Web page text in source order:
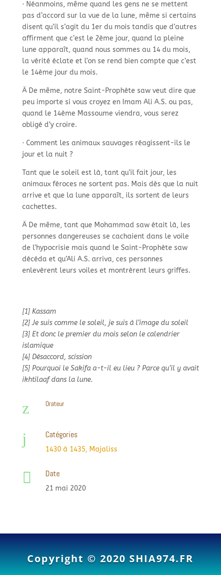
· Néanmoins, même quand les gens ne se mettent
pas d’accord sur la vue de la lune, même si certains
disent qu’il s’agit du 1er du mois tandis que d’autres
affirment que c’est le 2ème jour, quand la pleine
lune apparaît, quand nous sommes au 14 du mois,
la vérité éclate et l’on se rend bien compte que c’est
le 14ème jour du mois.
Ä De même, notre Saint-Prophète saw veut dire que
peu importe si vous croyez en Imam Ali A.S. ou pas,
quand le 14ème Massoume viendra, vous serez
obligé d’y croire.
· Comment les animaux sauvages réagissent-ils le
jour et la nuit ?
Tant que le soleil est là, tant qu’il fait jour, les
animaux féroces ne sortent pas. Mais dès que la nuit
arrive et que la lune apparaît, ils sortent de leurs
cachettes.
Ä De même, tant que Mohammad saw était là, les
personnes dangereuses se cachaient dans le voile
de l’hypocrisie mais quand le Saint-Prophète saw
décéda et qu’Ali A.S. arriva, ces personnes
enlevèrent leurs voiles et montrèrent leurs griffes.
[1] Kassam
[2] Je suis comme le soleil, je suis à l’image du soleil
[3] Et donc le premier du mois selon le calendrier
islamique
[4] Désaccord, scission
[5] Pourquoi le Sakifa a-t-il eu lieu ? Parce qu’il y avait
ikhtilaaf dans la lune.
z Orateur
j Catégories
1430 à 1435, Majaliss
 Date
21 mai 2020
Copyright © 2020SHIA974.FR